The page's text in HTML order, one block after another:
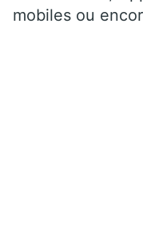
mobiles ou